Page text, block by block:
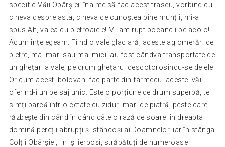
specific Văii Obârșiei. înainte să fac acest traseu, vorbind cu
cineva despre asta, cineva ce cunoștea bine munții, mi-a
spus Ah, valea cu pietroaiele! Mi-am rupt bocancii pe acolo!
Acum înțelegeam. Fiind o vale glaciară, aceste aglomerări de
pietre, mai mari sau mai mici, au fost cândva transportate de
un ghețar la vale, pe drum ghețarul descotorosindu-se de ele.
Oricum acești bolovani fac parte din farmecul acestei văi,
oferind-i un peisaj unic. Este o porțiune de drum superbă, te
simți parcă într-o cetate cu ziduri mari de piatră, peste care
răzbește din când în când câte o rază de soare. în dreapta
domină pereții abrupți și stâncoși ai Doamnelor, iar în stânga
Colții Obârșiei, lini și ierboși, străbătuți de numeroase